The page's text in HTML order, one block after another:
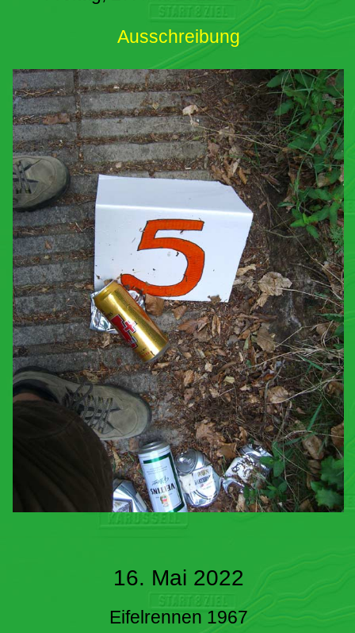
Ausschreibung
16. Mai 2022
Eifelrennen 1967